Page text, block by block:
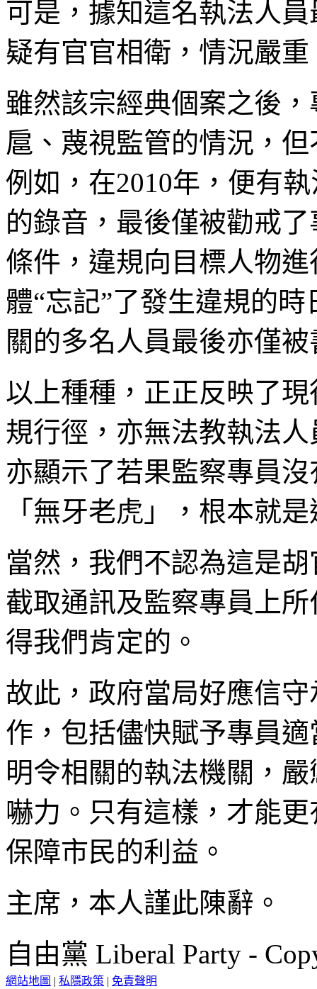
可是，據知這名執法人
疑有官官相衛，情況嚴重
雖然該宗經典個案之後
扈、蔑視監管的情況，
例如，在2010年，便有
的錄音，最後僅被勸戒
條件，違規向目標人物
體“忘記”了發生違規的
關的多名人員最後亦僅
以上種種，正正反映了
規行徑，亦無法教執法
亦顯示了若果監察專員
「無牙老虎」，根本就
當然，我們不認為這是
截取通訊及監察專員上
得我們肯定的。
故此，政府當局好應信
作，包括儘快賦予專員
明令相關的執法機關，
嚇力。只有這樣，才能
保障市民的利益。
主席，本人謹此陳辭。
自由黨 Liberal Party -
網站地圖 | 私隱政策 | 免責聲明